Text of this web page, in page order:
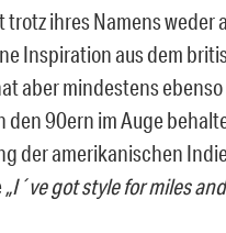
ihres Namens weder
Inspiration aus dem
aber mindestens
den 90ern im Auge
der amerikanischen
„I´ve got style for miles